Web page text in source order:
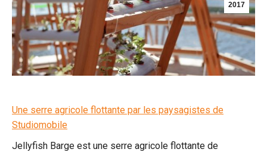
2017
Une serre agricole flottante par les paysagistes de
Studiomobile
Jellyfish Barge est une serre agricole flottante de